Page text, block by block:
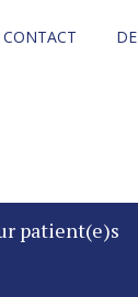
CONTACT DE
patient(e)s